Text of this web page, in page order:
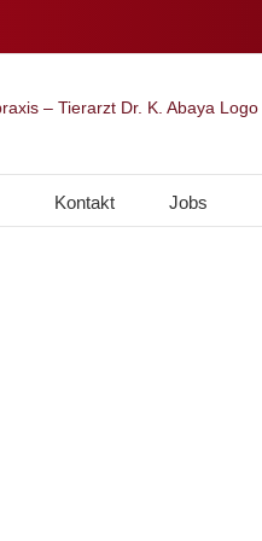
Kontakt Jobs